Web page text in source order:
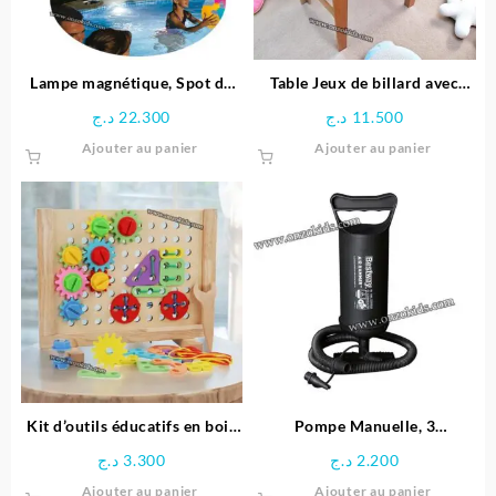
Lampe magnétique, Spot de
22.300 د.ج
Ajouter au panier
Table Jeux de billard avec
11.500 د.ج
Ajouter au panier
Kit d’outils éducatifs en bois
3.300 د.ج
Ajouter au panier
Pompe Manuelle, 3
Plastique – Noir
2.200 د.ج
Ajouter au panier